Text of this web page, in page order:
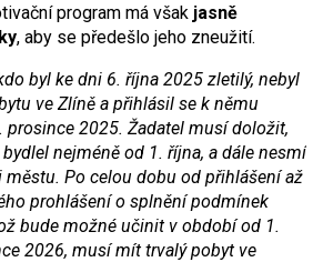
program má však jasně
, aby se předešlo jeho zneužití.
byl ke dni 6. října 2025 zletilý, nebyl
ve Zlíně a přihlásil se k němu
prosince 2025. Žadatel musí doložit,
nejméně od 1. října, a dále nesmí
Po celou dobu od přihlášení až
prohlášení o splnění podmínek
bude možné učinit v období od 1.
2026, musí mít trvalý pobyt ve